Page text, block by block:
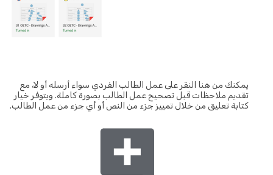
يمكنك من هنا النقر على عمل الطالب الفردي سواء أرسله أو لا، مع
تقديم ملاحظات قبل تصحيح عمل الطالب بصورة كاملة. ويتوفر خيار
كتابة تعليق من خلال تمييز جزء من النص أو أي جزء من عمل الطالب.